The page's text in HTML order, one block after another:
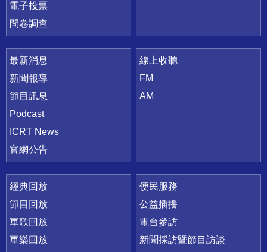
電子投票
問卷調查
最新消息
新聞報導
節目訊息
Podcast
ICRT News
官網公告
線上收聽
FM
AM
經典回放
節目回放
軍歌回放
軍樂回放
便民服務
公益插播
電台參訪
新聞採訪暨節目訪談